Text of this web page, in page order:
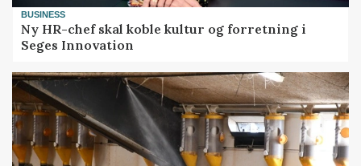
BUSINESS
Ny HR-chef skal koble kultur og forretning i
Seges Innovation